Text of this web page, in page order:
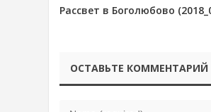
Рассвет в Боголюбово
ОСТАВЬТЕ КОММЕНТАРИЙ